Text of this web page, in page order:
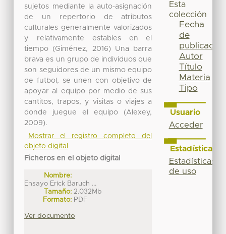
sujetos mediante la auto-asignación
de un repertorio de atributos
culturales generalmente valorizados
y relativamente estables en el
tiempo (Giménez, 2016) Una barra
brava es un grupo de individuos que
son seguidores de un mismo equipo
de futbol, se unen con objetivo de
apoyar al equipo por medio de sus
cantitos, trapos, y visitas o viajes a
donde juegue el equipo (Alexey,
2009).
Mostrar el registro completo del
objeto digital
Ficheros en el objeto digital
Nombre:
Ensayo Erick Baruch ...
Tamaño: 2.032Mb
Formato: PDF
Ver documento
Esta
colección
Fecha
de
publicación
Autor
Título
Materia
Tipo
Usuario
Acceder
Estadísticas
Estadísticas
de uso